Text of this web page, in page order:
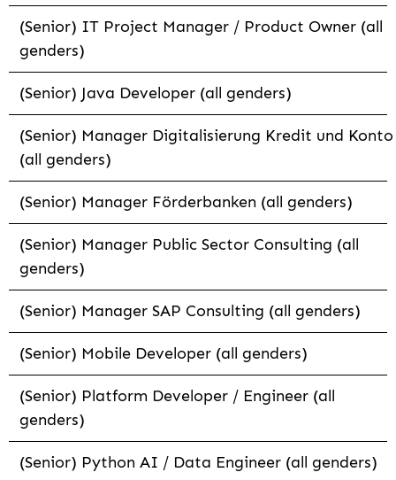
(Senior) IT Project Manager / Product Owner (all
genders)
(Senior) Java Developer (all genders)
(Senior) Manager Digitalisierung Kredit und Konto
(all genders)
(Senior) Manager Förderbanken (all genders)
(Senior) Manager Public Sector Consulting (all
genders)
(Senior) Manager SAP Consulting (all genders)
(Senior) Mobile Developer (all genders)
(Senior) Platform Developer / Engineer (all
genders)
(Senior) Python AI / Data Engineer (all genders)